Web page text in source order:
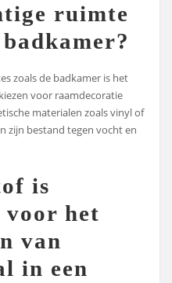
ruimte
zoals de badkamer is het
voor raamdecoratie
materialen zoals vinyl of
zijn bestand tegen vocht en
is
voor het
van
in een